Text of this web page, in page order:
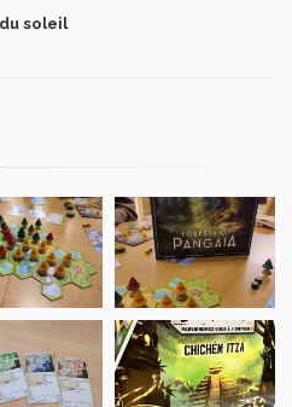
soleil